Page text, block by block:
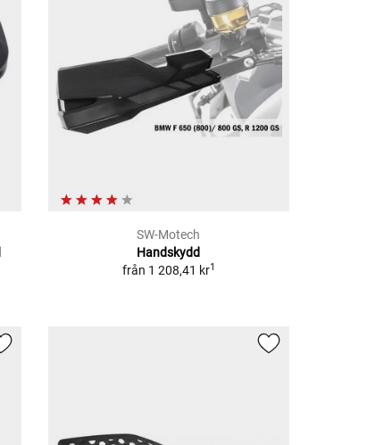
SW-Motech
Handskydd
från 1 208,41 kr1